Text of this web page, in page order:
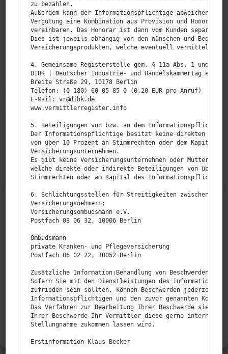
Cookie-Zustimmung verwalten
Um dir ein optimales Erlebnis zu bieten, verwenden wir Technologien wie
Wenn du diesen Technologien zustimmst, können wir Daten wie das
Surfverhalten oder eindeutige IDs auf dieser Website verarbeiten.
ABLEHNEN
EINSTELLUNGEN ANSEHEN
Behand­lungs­kosten bis zur vertraglich verein­barten
Deckungs­summe.
zu bezahlen.
Außerdem kann der Informationspflichtige abweichend mit
Vergütung eine Kombination aus Provision und Honorar
vereinbaren. Das Honorar ist dann vom Kunden separat
Dies ist jeweils abhängig von den Wünschen und
Versicherungsprodukten, welche eventuell vermittelt
4. Gemeinsame Registerstelle gem. § 11a Abs. 1 und §
DIHK | Deutscher Industrie- und Handelskammertag e.V.
Breite Straße 29, 10178 Berlin
Telefon: (0 180) 60 05 85 0 (0,20 EUR pro Anruf)
E‑Mail: vr@dihk.de
www.vermittlerregister.info
5. Beteiligungen von bzw. an dem
Der Informationspflichtige besitzt keine direkten oder
von über 10 Prozent an Stimmrechten oder dem Kapital
Versicherungsunternehmen.
Es gibt keine Versicherungsunternehmen oder
welche direkte oder indirekte Beteiligungen von über 10
Stimmrechten oder am Kapital des
6. Schlichtungsstellen für Streitigkeiten zwischen dem
Versicherungsnehmern:
Versicherungsombudsmann e.V.
Postfach 08 06 32, 10006 Berlin
Ombudsmann
private Kranken- und Pflegeversicherung
Postfach 06 02 22, 10052 Berlin
Zusätzliche Information:Behandlung von Beschwerden
Sofern Sie mit den Dienstleistungen des
zufrieden sein sollten, können Beschwerden jederzeit an
Informationspflichtigen und den zuvor genannten
Das Verfahren zur Bearbeitung Ihrer Beschwerde sieht
Ihrer Beschwerde Ihr Vermittler diese gerne intern
Stellungnahme zukommen lassen wird.
Erstinformation Klaus Becker